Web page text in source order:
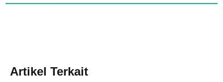
Artikel Terkait